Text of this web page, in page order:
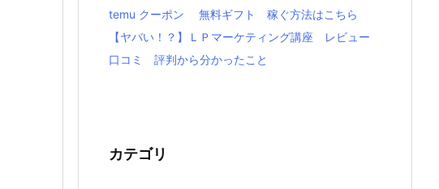
temu クーポン 無料ギフト 稼ぐ方法はこちら
【ヤバい！？】ＬＰマーケティング講座 レビュー
口コミ 評判から分かったこと
カテゴリ